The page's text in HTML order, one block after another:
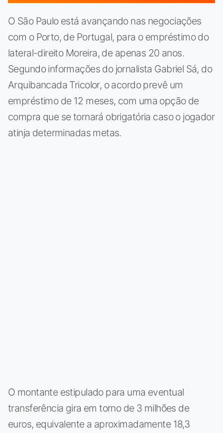
O São Paulo está avançando nas negociações
com o Porto, de Portugal, para o empréstimo do
lateral-direito Moreira, de apenas 20 anos.
Segundo informações do jornalista Gabriel Sá, do
Arquibancada Tricolor, o acordo prevê um
empréstimo de 12 meses, com uma opção de
compra que se tornará obrigatória caso o jogador
atinja determinadas metas.
O montante estipulado para uma eventual
transferência gira em torno de 3 milhões de
euros, equivalente a aproximadamente 18,3